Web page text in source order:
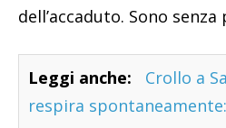
dell’accaduto. Sono senza
Leggi anche:
Crollo a
respira